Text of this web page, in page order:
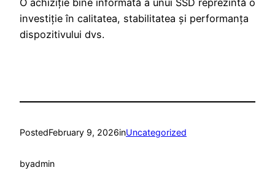
investiție în calitatea, stabilitatea și performanța
dispozitivului dvs.
PostedFebruary 9, 2026inUncategorized
byadmin